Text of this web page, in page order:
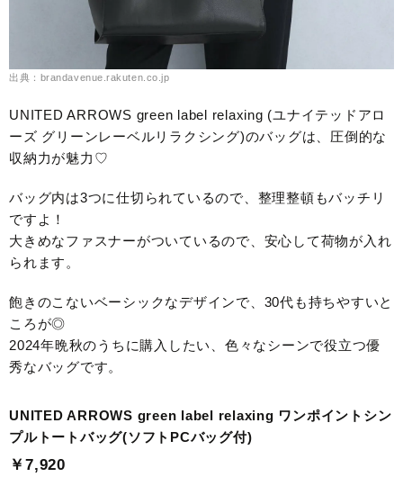
出典：brandavenue.rakuten.co.jp
UNITED ARROWS green label relaxing (ユナイテッドアロ
ーズ グリーンレーベルリラクシング)のバッグは、圧倒的な
収納力が魅力♡
バッグ内は3つに仕切られているので、整理整頓もバッチリ
ですよ！
大きめなファスナーがついているので、安心して荷物が入れ
られます。
飽きのこないベーシックなデザインで、30代も持ちやすいと
ころが◎
2024年晩秋のうちに購入したい、色々なシーンで役立つ優
秀なバッグです。
UNITED ARROWS green label relaxing ワンポイントシン
プルトートバッグ(ソフトPCバッグ付)
￥7,920